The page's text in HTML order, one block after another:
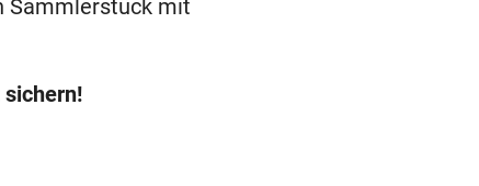
Sammlerstück mit